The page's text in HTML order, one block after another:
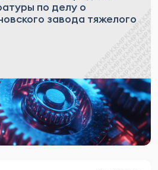
по делу о
завода тяжелого